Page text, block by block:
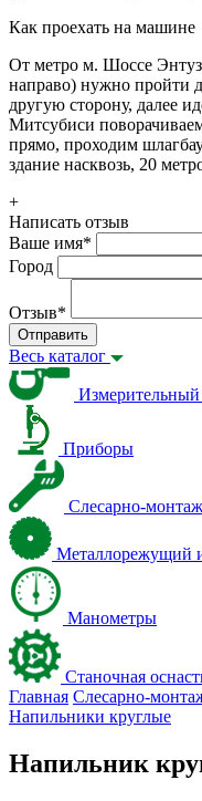
Как проехать на машине
От метро м. Шоссе
направо) нужно пройти
другую сторону, далее
Митсубиси
прямо, проходим
здание насквозь, 20
+
Написать отзыв
Ваше имя*
Город
Отзыв*
Отправить
Весь каталог
Приборы
Слесарно-
Металлорежущий
Манометры
Станочная
Главная Слесарно-
Напильники круглые
Напильник